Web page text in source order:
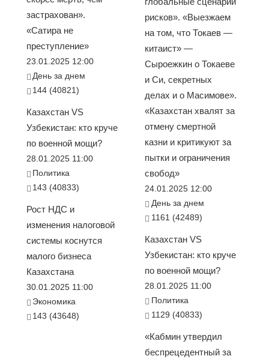
застрахован».
«Сатира не
преступление»
23.01.2025 12:00
День за днем
144 (40821)
Казахстан VS
Узбекистан: кто круче
по военной мощи?
28.01.2025 11:00
Политика
143 (40833)
Рост НДС и
изменения налоговой
системы коснутся
малого бизнеса
Казахстана
30.01.2025 11:00
Экономика
143 (43648)
рисков». «Выезжаем
на том, что Токаев —
китаист» —
Сыроежкин о Токаеве
и Си, секретных
делах и о Масимове».
«Казахстан хвалят за
отмену смертной
казни и критикуют за
пытки и ограничения
свобод»
24.01.2025 12:00
День за днем
1161 (42489)
Казахстан VS
Узбекистан: кто круче
по военной мощи?
28.01.2025 11:00
Политика
1129 (40833)
«Кабмин утвердил
беспрецедентный за